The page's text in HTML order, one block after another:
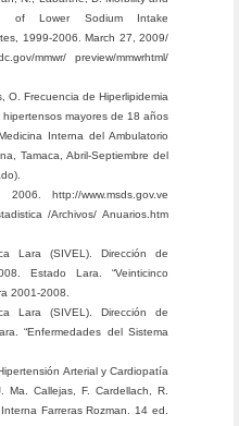
of Lower Sodium Intake
1999-2006. March 27, 2009/
mmwr/ preview/mmwrhtml/
O. Frecuencia de Hiperlipidemia
mayores de 18 años
Interna del Ambulatorio
Tamaca, Abril-Septiembre del
http://www.msds.gov.ve
/Archivos/ Anuarios.htm
Lara (SIVEL). Dirección de
Estado Lara. “Veinticinco
2001-2008.
Lara (SIVEL). Dirección de
“Enfermedades del Sistema
Arterial y Cardiopatía
Callejas, F. Cardellach, R.
Farreras Rozman. 14 ed.